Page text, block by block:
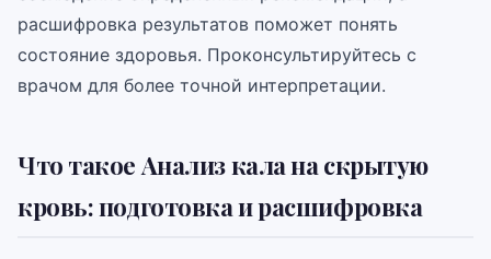
расшифровка результатов поможет понять
состояние здоровья. Проконсультируйтесь с
врачом для более точной интерпретации.
Что такое Анализ кала на скрытую
кровь: подготовка и расшифровка